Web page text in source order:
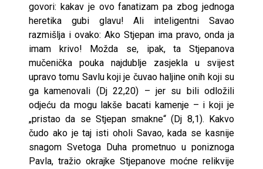
govori: kakav je ovo fanatizam pa zbog jednoga
heretika gubi glavu! Ali inteligentni Savao
razmišlja i ovako: Ako Stjepan ima pravo, onda ja
imam krivo! Možda se, ipak, ta Stjepanova
mučenička pouka najdublje zasjekla u svijest
upravo tomu Savlu koji je čuvao haljine onih koji su
ga kamenovali (Dj 22,20) – jer su bili odložili
odjeću da mogu lakše bacati kamenje – i koji je
„pristao da se Stjepan smakne“ (Dj 8,1). Kakvo
čudo ako je taj isti oholi Savao, kada se kasnije
snagom Svetoga Duha prometnuo u poniznoga
Pavla, tražio okrajke Stjepanove moćne relikvije